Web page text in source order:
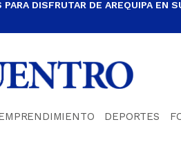
DISFRUTAR DE AREQUIPA EN
DEPORTES